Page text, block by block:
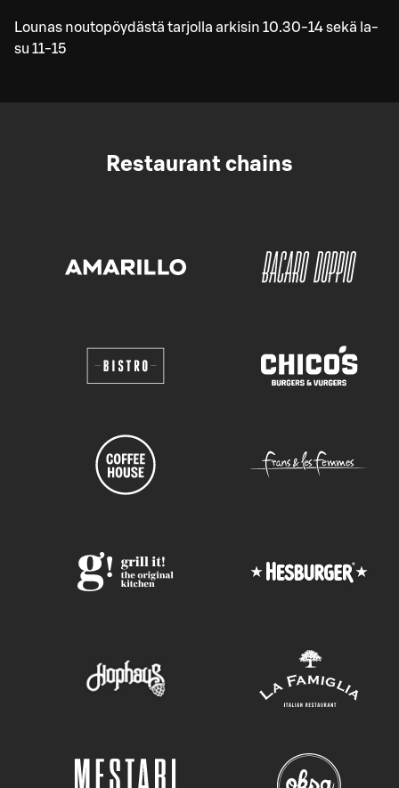
Lounas noutopöydästä tarjolla arkisin 10.30-14 sekä la-
su 11-15
Restaurant chains